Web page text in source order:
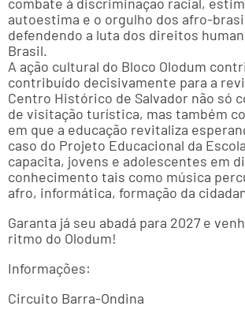
autoestima e o orgulho dos afro-
defendendo a luta dos direitos
Brasil.
A ação cultural do Bloco Olodum
contribuído decisivamente para a
Centro Histórico de Salvador não só
de visitação turística, mas também
em que a educação revitaliza
caso do Projeto Educacional da
capacita, jovens e adolescentes em
conhecimento tais como música
afro, informática, formação da
Garanta já seu abadá para 2027 e
ritmo do Olodum!
Informações:
Circuito Barra-Ondina